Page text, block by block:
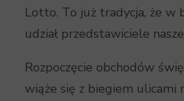
Lotto. To już tradycja, że w
udział przedstawiciele
Rozpoczęcie obchodów
wiąże się z biegiem ulicami